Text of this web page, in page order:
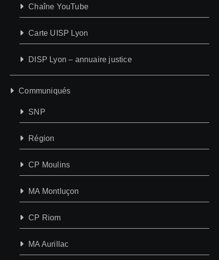
Chaîne YouTube
Carte UISP Lyon
DISP Lyon – annuaire justice
Communiqués
SNP
Région
CP Moulins
MA Montluçon
CP Riom
MA Aurillac